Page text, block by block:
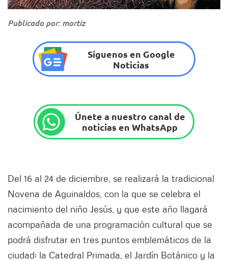
Publicado por: mortiz
Síguenos en Google
Noticias
Únete a nuestro canal de
noticias en WhatsApp
Del 16 al 24 de diciembre, se realizará la tradicional
Novena de Aguinaldos, con la que se celebra el
nacimiento del niño Jesús, y que este año llagará
acompañada de una programación cultural que se
podrá disfrutar en tres puntos emblemáticos de la
ciudad: la Catedral Primada, el Jardín Botánico y la